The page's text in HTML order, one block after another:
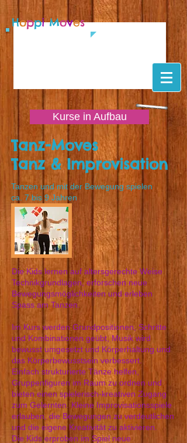
HoppiMoves
Kurse in Aufbau
Tanz-Moves
Tanz & Improvisation
Tanzen und mit der Bewegung spielen
ca. 7 bis 9 Jahren
Die Kids lernen auf altersgerechte Weise
Technikgrundlagen, erforschen neue
Bewegungsmöglichkeiten und ​erleben
Spass am Tanzen.
Im Kurs werden Grundpositionen, Schritte
und Kombinationen geübt, Musik wird
bewusst umgesetzt und Körperhaltung und
das Körperbewusstsein verbessert.
Einfach strukturierte Tänze helfen,
Gruppenfiguren im Raum zu ordnen und
bieten einen spielerisch-kreativen Zugang
zum Gelernten. Kleine Improvisationsspiele
erlauben, die Bewegungen zu verdeutlichen
und die eigene Kreativität zu aktivieren.
Die Kids erproben im Spielneue